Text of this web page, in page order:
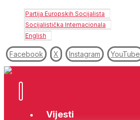
Partija Europskih Socijalista
Socijalistička Internacionala
English
Facebook X Instagram YouTube
Vijesti